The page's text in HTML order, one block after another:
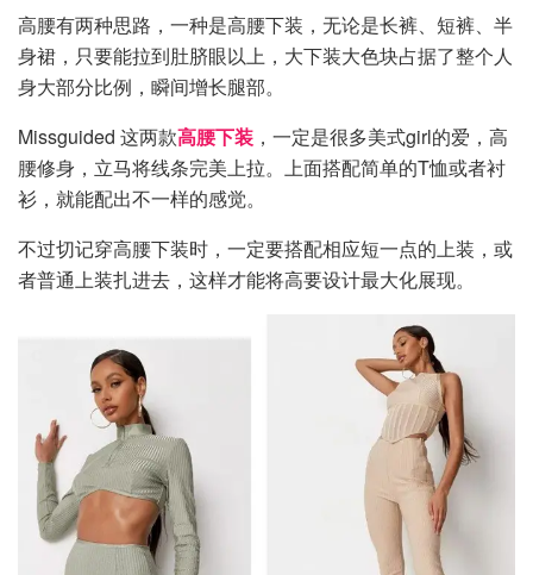
高腰有两种思路，一种是高腰下装，无论是长裤、短裤、半
身裙，只要能拉到肚脐眼以上，大下装大色块占据了整个人
身大部分比例，瞬间增长腿部。
Missguided 这两款高腰下装 ，一定是很多美式girl的爱，高
腰修身，立马将线条完美上拉。上面搭配简单的T恤或者衬
衫，就能配出不一样的感觉。
不过切记穿高腰下装时，一定要搭配相应短一点的上装，或
者普通上装扎进去，这样才能将高要设计最大化展现。